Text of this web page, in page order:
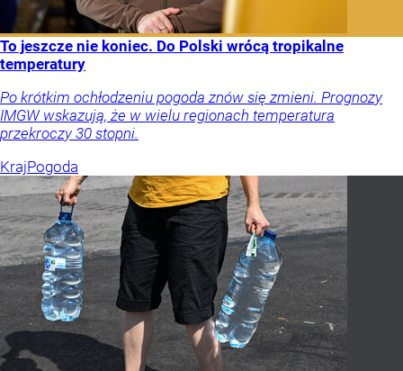
To jeszcze nie koniec. Do Polski wrócą tropikalne
temperatury
Po krótkim ochłodzeniu pogoda znów się zmieni. Prognozy
IMGW wskazują, że w wielu regionach temperatura
przekroczy 30 stopni.
KrajPogoda